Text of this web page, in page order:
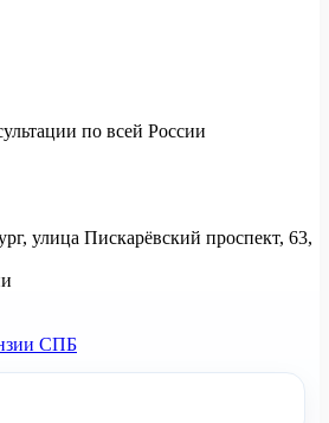
по всей России
улица Пискарёвский проспект, 63,